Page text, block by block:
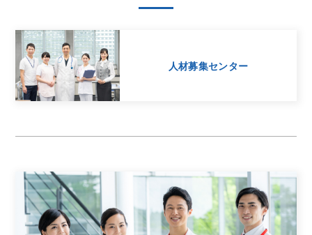
人材募集センター